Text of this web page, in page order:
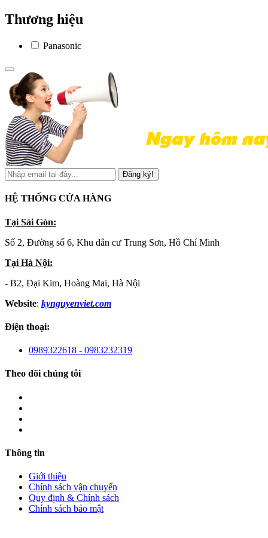
Thương hiệu
Panasonic
Đăng ký!
HỆ THỐNG CỬA HÀNG
Tại Sài Gòn:
Số 2, Đường số 6, Khu dân cư Trung Sơn, Hồ Chí Minh
Tại Hà Nội:
- B2, Đại Kim, Hoàng Mai, Hà Nội
Website: kynguyenviet.com
Điện thoại:
0989322618 - 0983232319
Theo dõi chúng tôi
Thông tin
Giới thiệu
Chính sách vận chuyển
Quy định & Chính sách
Chính sách bảo mật